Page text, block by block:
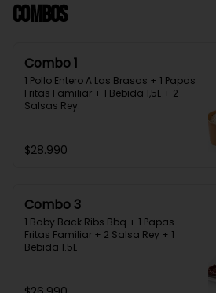
Combos
Combo 1
1 Pollo Entero A Las Brasas + 1 Papas
Fritas Familiar + 1 Bebida 1,5L + 2
Salsas Rey.
$28.990
Combo 3
1 Baby Back Ribs Bbq + 1 Papas
Fritas Familiar + 2 Salsa Rey + 1
Bebida 1.5L